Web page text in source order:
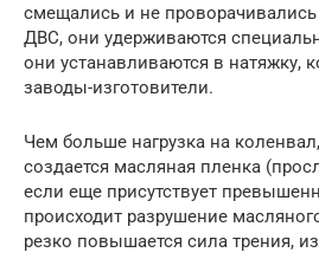
смещались и не
ДВС, они удерживаются
они устанавливаются в натяжку,
заводы-изготовители.
Чем больше нагрузка на
создается масляная пленка
если еще присутствует
происходит разрушение
резко повышается сила трения,